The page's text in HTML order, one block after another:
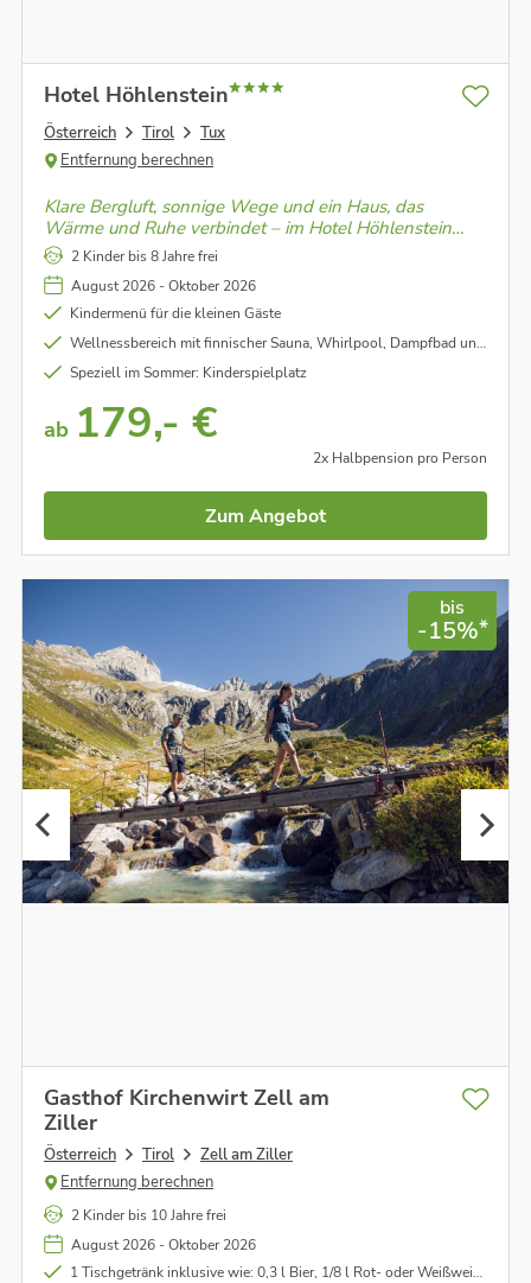
Hotel Höhlenstein
Österreich Tirol
Tux
Entfernung berechnen
Klare Bergluft, sonnige Wege und ein Haus, das
Wärme und Ruhe verbindet – im Hotel Höhlenstein
findest du Leichtigkeit zwischen Natur, Genuss und
alpiner Frische.
2 Kinder bis 8 Jahre frei
August 2026 - Oktober 2026
Kindermenü für die kleinen Gäste
Wellnessbereich mit finnischer Sauna, Whirlpool, Dampfbad und Ruheraum
Speziell im Sommer: Kinderspielplatz
ab 179,- €
2x Halbpension pro Person
Zum Angebot
bis
-15%*
Gasthof Kirchenwirt Zell am
Ziller
Österreich Tirol
Zell am Ziller
Entfernung berechnen
2 Kinder bis 10 Jahre frei
August 2026 - Oktober 2026
1 Tischgetränk inklusive wie: 0,3 l Bier, 1/8 l Rot- oder Weißwein, 0,3 l Limonaden